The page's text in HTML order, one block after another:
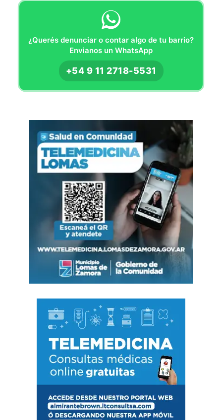
¿Querés denunciar o contar algo de tu barrio?
Envianos un WhatsApp
+54 9 11 2718-5531